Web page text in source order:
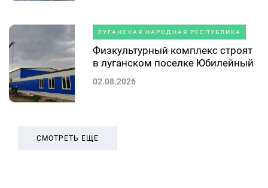
ЛУГАНСКАЯ НАРОДНАЯ РЕСПУБЛИКА
Физкультурный комплекс строят
в луганском поселке Юбилейный
02.08.2026
СМОТРЕТЬ ЕЩЕ